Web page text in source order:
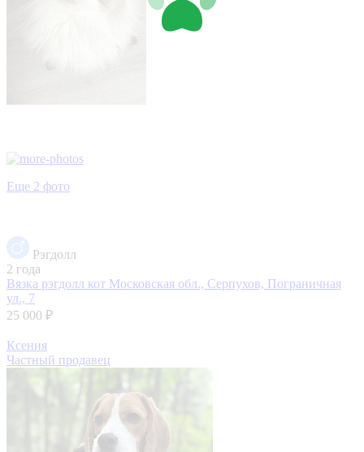
Еще 2 фото
Рэгдолл
2 года
Вязка рэгдолл кот Московская обл., Серпухов, Пограничная
ул., 7
25 000 ₽
Ксения
Частный продавец